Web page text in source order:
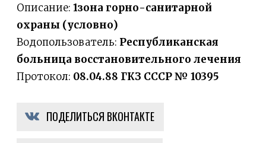
Описание: 1зона горно-санитарной
охраны (условно)
Водопользователь: Республиканская
больница восстановительного лечения
Протокол: 08.04.88 ГКЗ СССР № 10395
ПОДЕЛИТЬСЯ ВКОНТАКТЕ